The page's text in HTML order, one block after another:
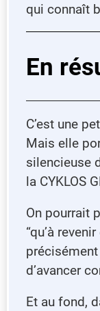
qui connaît
En
C’est une
Mais elle
silencieuse
la CYKLOS
On pourrait
“qu’à
d’avancer
Et au fond,